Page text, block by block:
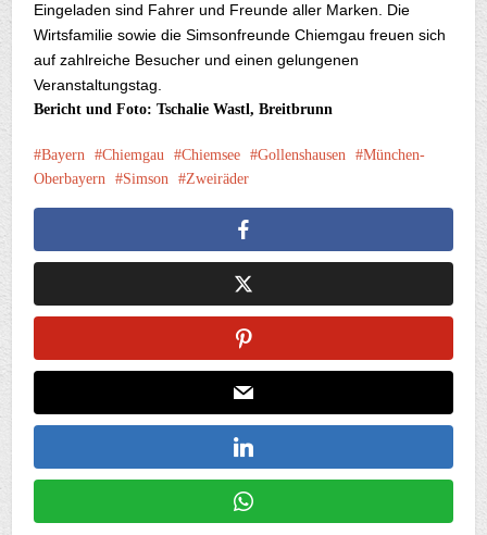
Eingeladen sind Fahrer und Freunde aller Marken. Die
Wirtsfamilie sowie die Simsonfreunde Chiemgau freuen sich
auf zahlreiche Besucher und einen gelungenen
Veranstaltungstag.
Bericht und Foto: Tschalie Wastl, Breitbrunn
Bayern Chiemgau Chiemsee Gollenshausen
München-
Oberbayern
Simson Zweiräder